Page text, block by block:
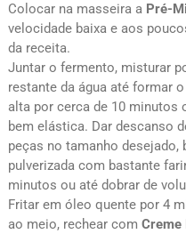
Colocar na masseira a Pré-
velocidade baixa e aos
da receita.
Juntar o fermento, misturar
restante da água até formar
alta por cerca de 10 minutos
bem elástica. Dar descanso
peças no tamanho
pulverizada com bastante
minutos ou até dobrar de
Fritar em óleo quente por 4
ao meio, rechear com